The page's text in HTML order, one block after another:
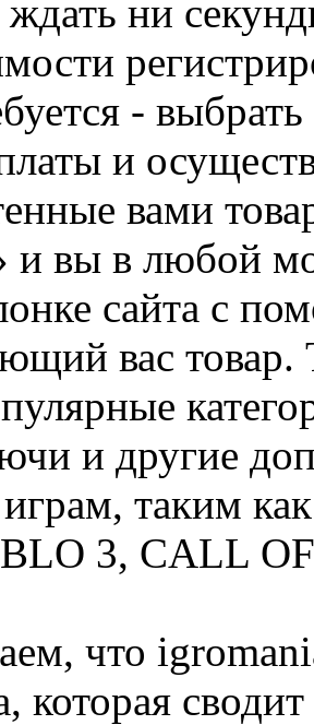
ждать ни
-
и
вами
и вы в любой
сайта с
вас
и другие
таким
3, CALL
что
которая